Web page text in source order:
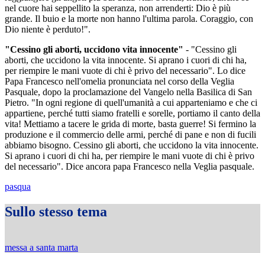
nel cuore hai seppellito la speranza, non arrenderti: Dio è più
grande. Il buio e la morte non hanno l'ultima parola. Coraggio, con
Dio niente è perduto!".
"Cessino gli aborti, uccidono vita innocente" - "Cessino gli
aborti, che uccidono la vita innocente. Si aprano i cuori di chi ha,
per riempire le mani vuote di chi è privo del necessario". Lo dice
Papa Francesco nell'omelia pronunciata nel corso della Veglia
Pasquale, dopo la proclamazione del Vangelo nella Basilica di San
Pietro. "In ogni regione di quell'umanità a cui apparteniamo e che ci
appartiene, perché tutti siamo fratelli e sorelle, portiamo il canto della
vita! Mettiamo a tacere le grida di morte, basta guerre! Si fermino la
produzione e il commercio delle armi, perché di pane e non di fucili
abbiamo bisogno. Cessino gli aborti, che uccidono la vita innocente.
Si aprano i cuori di chi ha, per riempire le mani vuote di chi è privo
del necessario". Dice ancora papa Francesco nella Veglia pasquale.
pasqua
Sullo stesso tema
messa a santa marta